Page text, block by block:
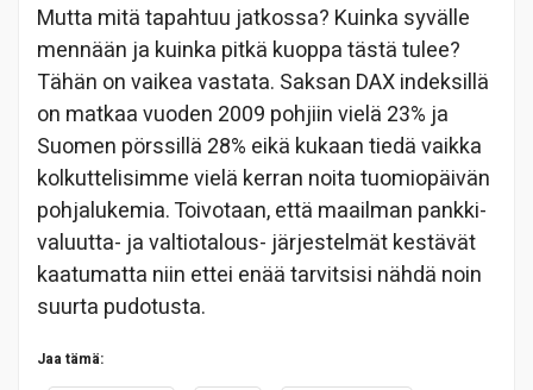
Mutta mitä tapahtuu jatkossa? Kuinka syvälle
mennään ja kuinka pitkä kuoppa tästä tulee?
Tähän on vaikea vastata. Saksan DAX indeksillä
on matkaa vuoden 2009 pohjiin vielä 23% ja
Suomen pörssillä 28% eikä kukaan tiedä vaikka
kolkuttelisimme vielä kerran noita tuomiopäivän
pohjalukemia. Toivotaan, että maailman pankki-
valuutta- ja valtiotalous- järjestelmät kestävät
kaatumatta niin ettei enää tarvitsisi nähdä noin
suurta pudotusta.
Jaa tämä: